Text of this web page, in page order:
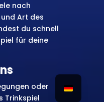
nach
Art des
du schnell
für deine
oder
Trinkspiel